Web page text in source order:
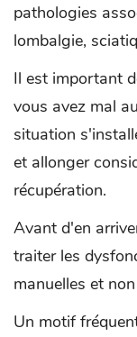
pathologies
lombalgie,
Il est important
vous avez mal
situation
et allonger
récupération.
Avant d'en
traiter les
manuelles et
Un motif